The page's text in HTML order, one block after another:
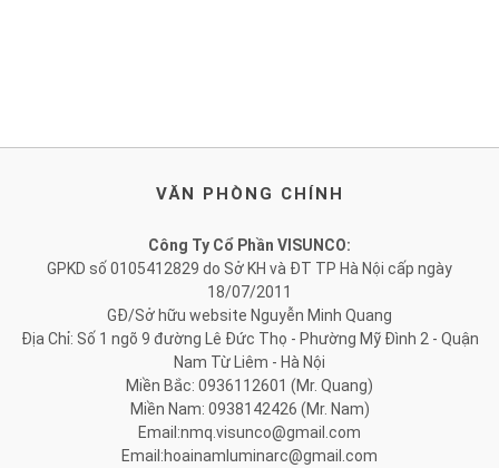
VĂN PHÒNG CHÍNH
Công Ty Cổ Phần VISUNCO:
GPKD số 0105412829 do Sở KH và ĐT TP Hà Nội cấp ngày
18/07/2011
GĐ/Sở hữu website Nguyễn Minh Quang
Địa Chỉ: Số 1 ngõ 9 đường Lê Đức Thọ - Phường Mỹ Đình 2 - Quận
Nam Từ Liêm - Hà Nội
Miền Bắc: 0936112601 (Mr. Quang)
Miền Nam: 0938142426 (Mr. Nam)
Email:nmq.visunco@gmail.com
Email:hoainamluminarc@gmail.com